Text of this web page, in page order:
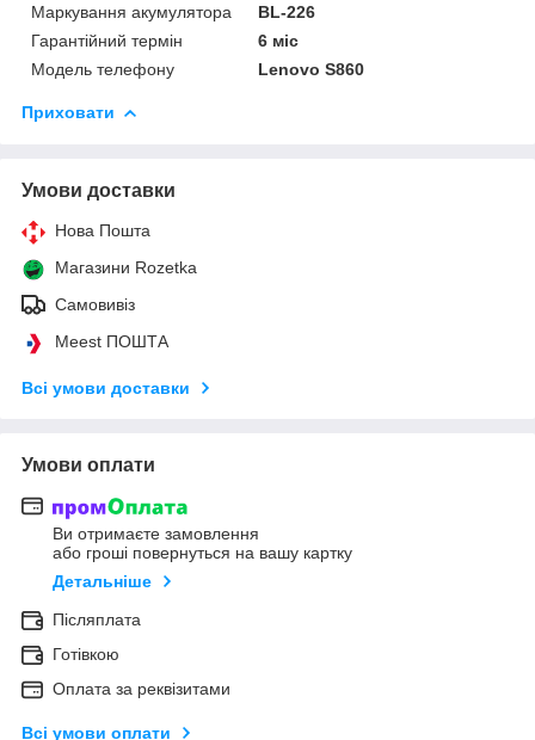
Маркування акумулятора
BL-226
Гарантійний термін
6 міс
Модель телефону
Lenovo S860
Приховати
Умови доставки
Нова Пошта
Магазини Rozetka
Самовивіз
Meest ПОШТА
Всі умови доставки
Умови оплати
Ви отримаєте замовлення
або гроші повернуться на вашу картку
Детальніше
Післяплата
Готівкою
Оплата за реквізитами
Всі умови оплати